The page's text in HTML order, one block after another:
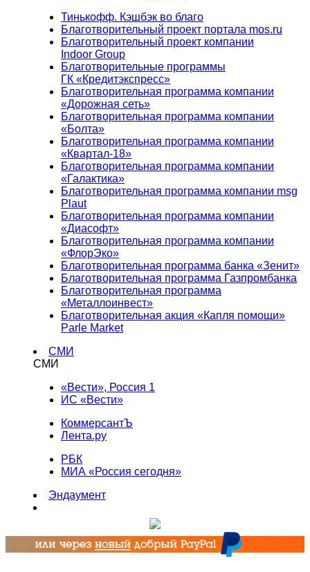
Тинькофф. Кэшбэк во благо
Благотворительный проект портала mos.ru
Благотворительный проект компании
Indoor Group
Благотворительные программы
ГК «Кредитэкспресс»
Благотворительная программа компании
«Дорожная сеть»
Благотворительная программа компании
«Болта»
Благотворительная программа компании
«Квартал-18»
Благотворительная программа компании
«Галактика»
Благотворительная программа компании msg
Plaut
Благотворительная программа компании
«Диасофт»
Благотворительная программа компании
«ФлорЭко»
Благотворительная программа банка «Зенит»
Благотворительная программа Газпромбанка
Благотворительная программа
«Металлоинвест»
Благотворительная акция «Капля помощи»
Parle Market
СМИ
СМИ
«Вести», Россия 1
ИС «Вести»
КоммерсантЪ
Лента.ру
РБК
МИА «Россия сегодня»
Эндаумент